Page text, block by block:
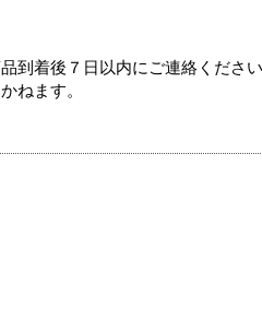
到着後７日以内にご連絡くださ
ねます。